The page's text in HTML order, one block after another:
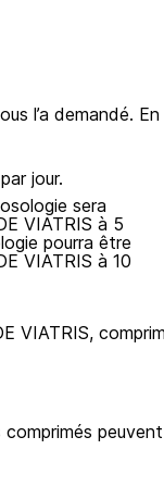
l’a demandé. En
jour.
sera
VIATRIS à 5
pourra être
VIATRIS à 10
VIATRIS,
peuvent